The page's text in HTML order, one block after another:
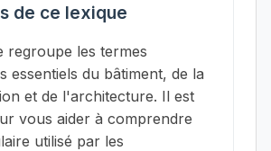
de ce lexique
regroupe les termes
essentiels du bâtiment, de la
et de l'architecture. Il est
vous aider à comprendre
utilisé par les